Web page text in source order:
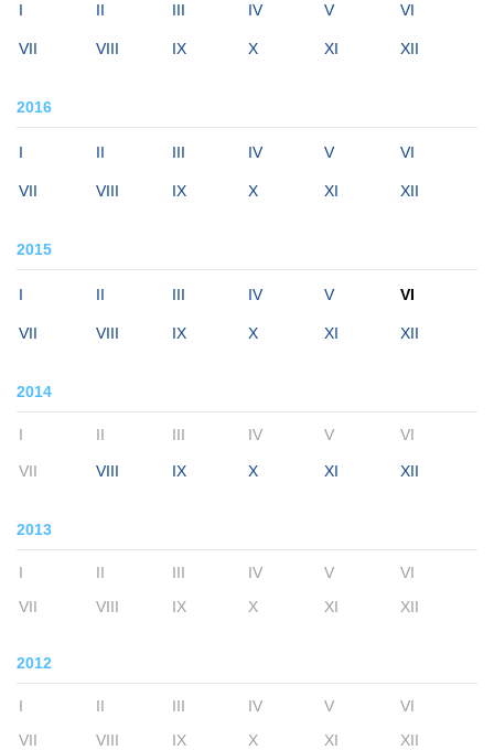
I II III IV V VI
VII VIII IX X XI XII
2016
I II III IV V VI
VII VIII IX X XI XII
2015
I II III IV V VI
VII VIII IX X XI XII
2014
I II III IV V VI
VII VIII IX X XI XII
2013
I II III IV V
VI
VII
VIII IX X XI XII
2012
I II III IV V
VI
VII
VIII IX X XI XII